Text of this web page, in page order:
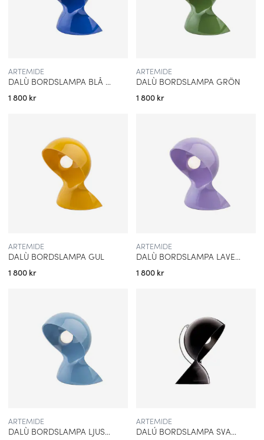
ARTEMIDE
DALÙ BORDSLAMPA BLÅ KLEIN
1 800 kr
ARTEMIDE
DALÙ BORDSLAMPA GRÖN
1 800 kr
ARTEMIDE
DALÙ BORDSLAMPA GUL
1 800 kr
ARTEMIDE
DALÙ BORDSLAMPA LAVENDEL
1 800 kr
ARTEMIDE
DALÙ BORDSLAMPA LJUSBLÅ
ARTEMIDE
DALÚ BORDSLAMPA SVART